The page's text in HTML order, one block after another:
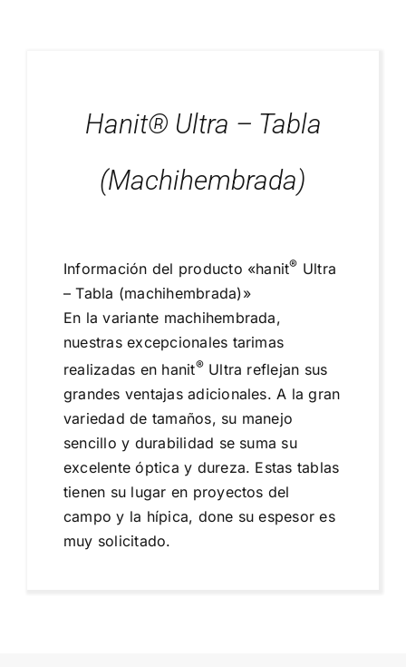
Hanit® Ultra – Tabla
(machihembrada)
Información del producto «hanit® Ultra
– Tabla (machihembrada)»
En la variante machihembrada,
nuestras excepcionales tarimas
realizadas en hanit®Ultra reflejan sus
grandes ventajas adicionales. A la gran
variedad de tamaños, su manejo
sencillo y durabilidad se suma su
excelente óptica y dureza. Estas tablas
tienen su lugar en proyectos del
campo y la hípica, done su espesor es
muy solicitado.